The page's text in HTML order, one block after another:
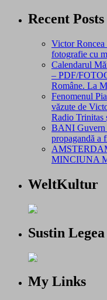
Recent Posts
Victor Roncea
fotografie cu
Calendarul
– PDF/
Române. La
Fenomenul
văzute de
Radio Trinitas
BANI Guvern
propagandă
MINCIUNA
WeltKultur
Sustin
My Links